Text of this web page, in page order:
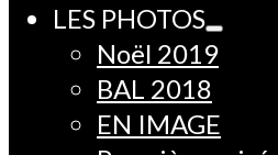
LES PHOTOS
Noël 2019
BAL 2018
EN IMAGE